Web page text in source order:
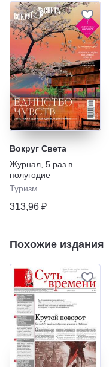
Вокруг Света
Журнал 5 раз в
полугодие
Туризм
313,96 ₽
Похожие издания